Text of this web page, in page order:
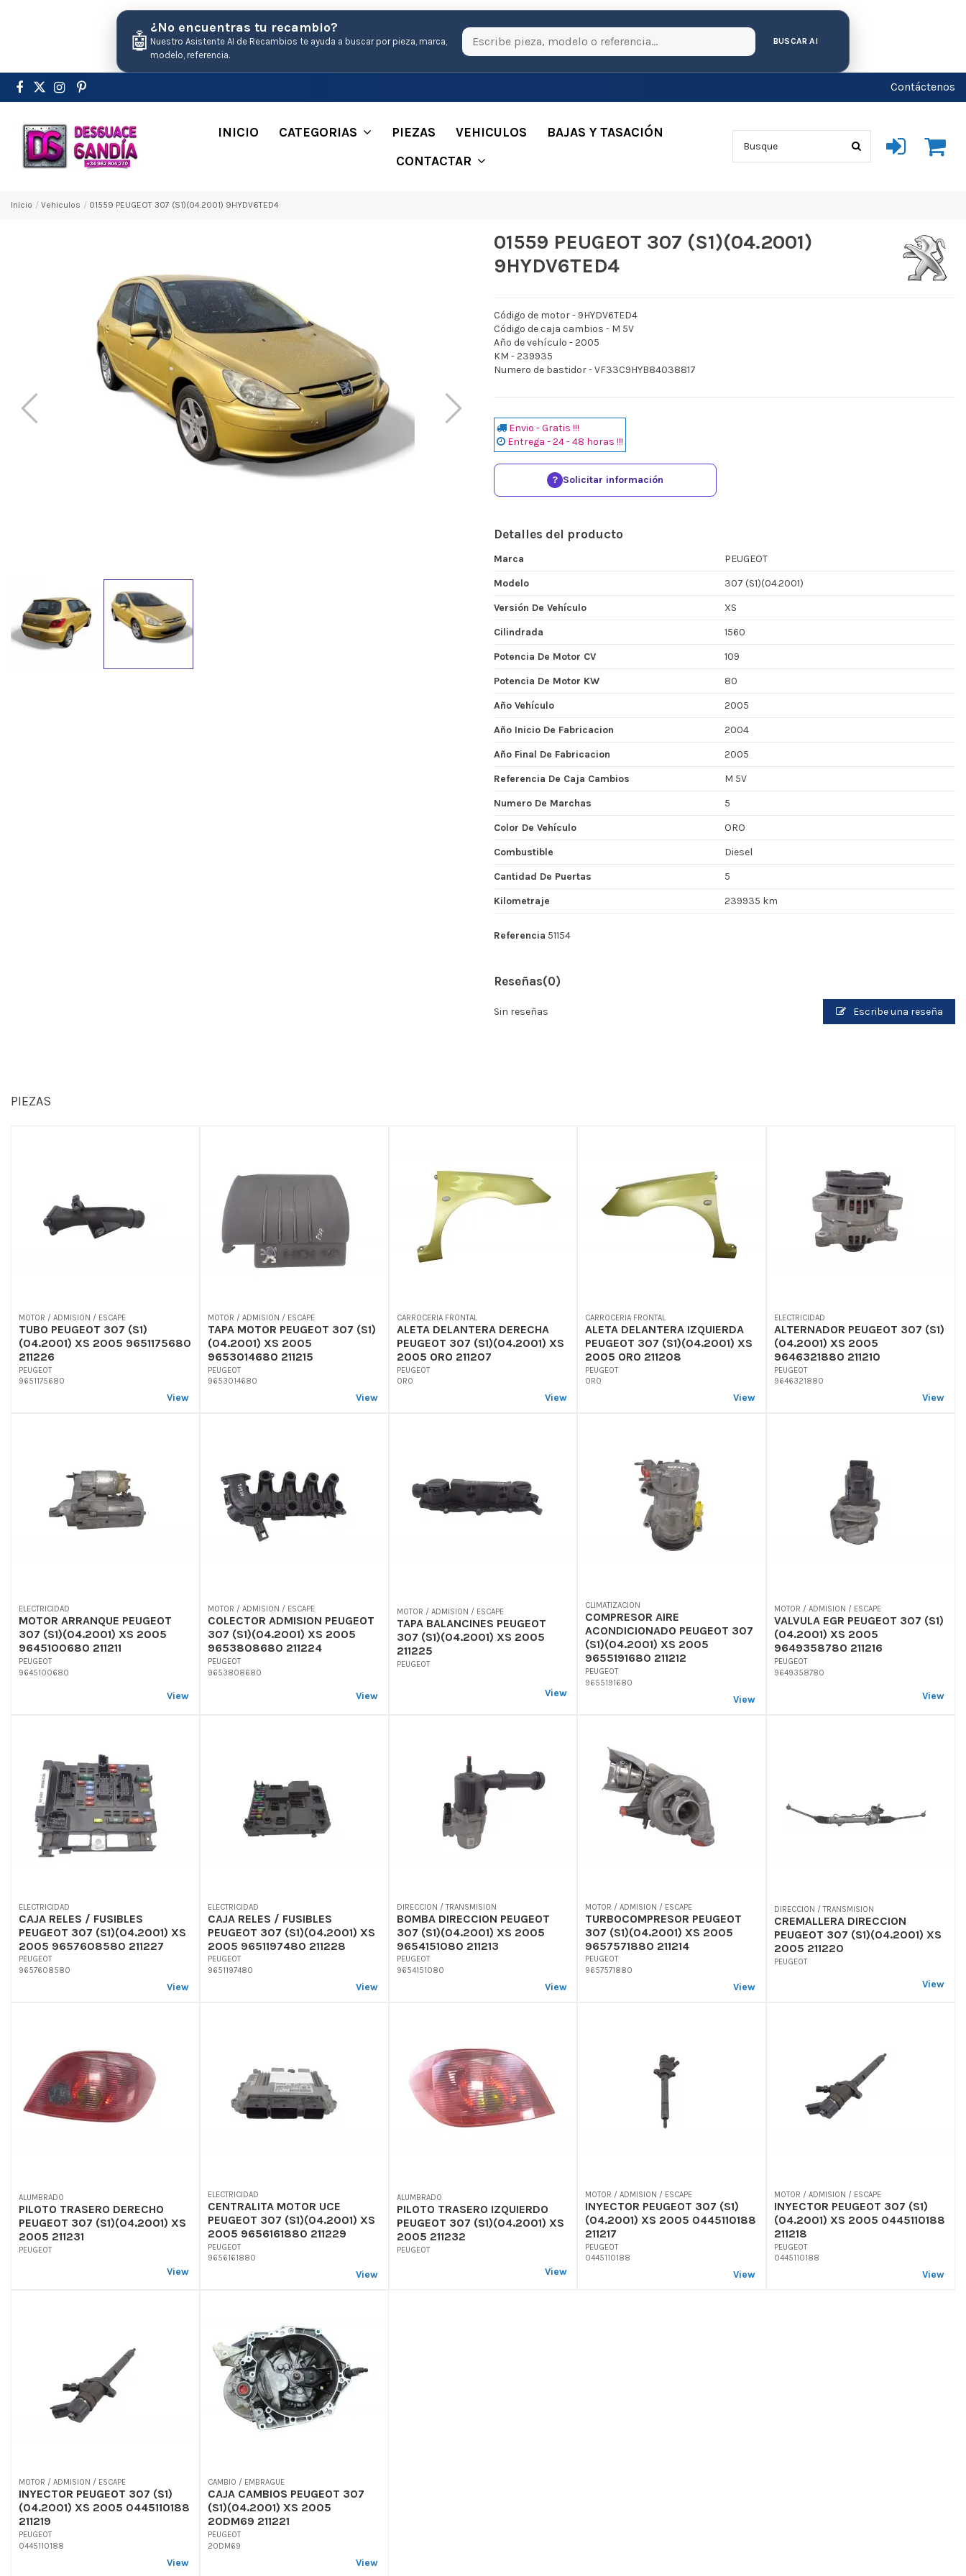
🤖
¿No encuentras tu recambio?
Nuestro Asistente AI de Recambios te ayuda a buscar por pieza, marca,
modelo, referencia.
BUSCAR AI
Contáctenos
INICIO CATEGORIAS PIEZAS VEHICULOS
BAJAS Y TASACIÓN
CONTACTAR
Inicio Vehiculos 01559 PEUGEOT 307 (S1)(04.2001) 9HYDV6TED4
01559 PEUGEOT 307 (S1)(04.2001)
9HYDV6TED4
Código de motor - 9HYDV6TED4
Código de caja cambios - M 5V
Año de vehículo - 2005
KM - 239935
Numero de bastidor - VF33C9HYB84038817
Envio - Gratis !!!
Entrega - 24 - 48 horas !!!
? Solicitar información
Detalles del producto
Marca
PEUGEOT
Modelo
307 (S1)(04.2001)
Versión De Vehículo
XS
Cilindrada
1560
Potencia De Motor CV
109
Potencia De Motor KW
80
Año Vehículo
2005
Año Inicio De Fabricacion
2004
Año Final De Fabricacion
2005
Referencia De Caja Cambios
M 5V
Numero De Marchas
5
Color De Vehículo
ORO
Combustible
Diesel
Cantidad De Puertas
5
Kilometraje
239935 km
Referencia 51154
Reseñas(0)
Sin reseñas Escribe una reseña
PIEZAS
MOTOR / ADMISION / ESCAPE
TUBO PEUGEOT 307 (S1)
(04.2001) XS 2005 9651175680
211226
PEUGEOT
9651175680
View
MOTOR / ADMISION / ESCAPE
TAPA MOTOR PEUGEOT 307 (S1)
(04.2001) XS 2005
9653014680 211215
PEUGEOT
9653014680
View
CARROCERIA FRONTAL
ALETA DELANTERA DERECHA
PEUGEOT 307 (S1)(04.2001) XS
2005 ORO 211207
PEUGEOT
ORO
View
CARROCERIA FRONTAL
ALETA DELANTERA IZQUIERDA
PEUGEOT 307 (S1)(04.2001) XS
2005 ORO 211208
PEUGEOT
ORO
View
ELECTRICIDAD
ALTERNADOR PEUGEOT 307 (S1)
(04.2001) XS 2005
9646321880 211210
PEUGEOT
9646321880
View
ELECTRICIDAD
MOTOR ARRANQUE PEUGEOT
307 (S1)(04.2001) XS 2005
9645100680 211211
PEUGEOT
9645100680
View
MOTOR / ADMISION / ESCAPE
COLECTOR ADMISION PEUGEOT
307 (S1)(04.2001) XS 2005
9653808680 211224
PEUGEOT
9653808680
View
MOTOR / ADMISION / ESCAPE
TAPA BALANCINES PEUGEOT
307 (S1)(04.2001) XS 2005
211225
PEUGEOT
View
CLIMATIZACION
COMPRESOR AIRE
ACONDICIONADO PEUGEOT 307
(S1)(04.2001) XS 2005
9655191680 211212
PEUGEOT
9655191680
View
MOTOR / ADMISION / ESCAPE
VALVULA EGR PEUGEOT 307 (S1)
(04.2001) XS 2005
9649358780 211216
PEUGEOT
9649358780
View
ELECTRICIDAD
CAJA RELES / FUSIBLES
PEUGEOT 307 (S1)(04.2001) XS
2005 9657608580 211227
PEUGEOT
9657608580
View
ELECTRICIDAD
CAJA RELES / FUSIBLES
PEUGEOT 307 (S1)(04.2001) XS
2005 9651197480 211228
PEUGEOT
9651197480
View
DIRECCION / TRANSMISION
BOMBA DIRECCION PEUGEOT
307 (S1)(04.2001) XS 2005
9654151080 211213
PEUGEOT
9654151080
View
MOTOR / ADMISION / ESCAPE
TURBOCOMPRESOR PEUGEOT
307 (S1)(04.2001) XS 2005
9657571880 211214
PEUGEOT
9657571880
View
DIRECCION / TRANSMISION
CREMALLERA DIRECCION
PEUGEOT 307 (S1)(04.2001) XS
2005 211220
PEUGEOT
View
ALUMBRADO
PILOTO TRASERO DERECHO
PEUGEOT 307 (S1)(04.2001) XS
2005 211231
PEUGEOT
View
ELECTRICIDAD
CENTRALITA MOTOR UCE
PEUGEOT 307 (S1)(04.2001) XS
2005 9656161880 211229
PEUGEOT
9656161880
View
ALUMBRADO
PILOTO TRASERO IZQUIERDO
PEUGEOT 307 (S1)(04.2001) XS
2005 211232
PEUGEOT
View
MOTOR / ADMISION / ESCAPE
INYECTOR PEUGEOT 307 (S1)
(04.2001) XS 2005 0445110188
211217
PEUGEOT
0445110188
View
MOTOR / ADMISION / ESCAPE
INYECTOR PEUGEOT 307 (S1)
(04.2001) XS 2005 0445110188
211218
PEUGEOT
0445110188
View
MOTOR / ADMISION / ESCAPE
INYECTOR PEUGEOT 307 (S1)
(04.2001) XS 2005 0445110188
211219
PEUGEOT
0445110188
View
CAMBIO / EMBRAGUE
CAJA CAMBIOS PEUGEOT 307
(S1)(04.2001) XS 2005
20DM69 211221
PEUGEOT
20DM69
View